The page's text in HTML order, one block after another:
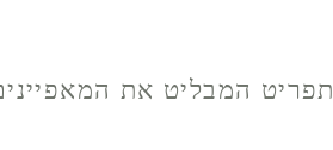
תפריט המבליט את